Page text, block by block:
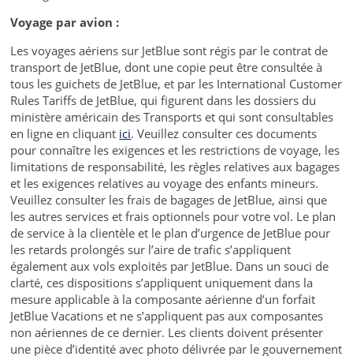
Voyage par avion :
Les voyages aériens sur JetBlue sont régis par le contrat de
transport de JetBlue, dont une copie peut être consultée à
tous les guichets de JetBlue, et par les International Customer
Rules Tariffs de JetBlue, qui figurent dans les dossiers du
ministère américain des Transports et qui sont consultables
en ligne en cliquant ici. Veuillez consulter ces documents
pour connaître les exigences et les restrictions de voyage, les
limitations de responsabilité, les règles relatives aux bagages
et les exigences relatives au voyage des enfants mineurs.
Veuillez consulter les frais de bagages de JetBlue, ainsi que
les autres services et frais optionnels pour votre vol. Le plan
de service à la clientèle et le plan d’urgence de JetBlue pour
les retards prolongés sur l’aire de trafic s’appliquent
également aux vols exploités par JetBlue. Dans un souci de
clarté, ces dispositions s’appliquent uniquement dans la
mesure applicable à la composante aérienne d’un forfait
JetBlue Vacations et ne s’appliquent pas aux composantes
non aériennes de ce dernier. Les clients doivent présenter
une pièce d’identité avec photo délivrée par le gouvernement